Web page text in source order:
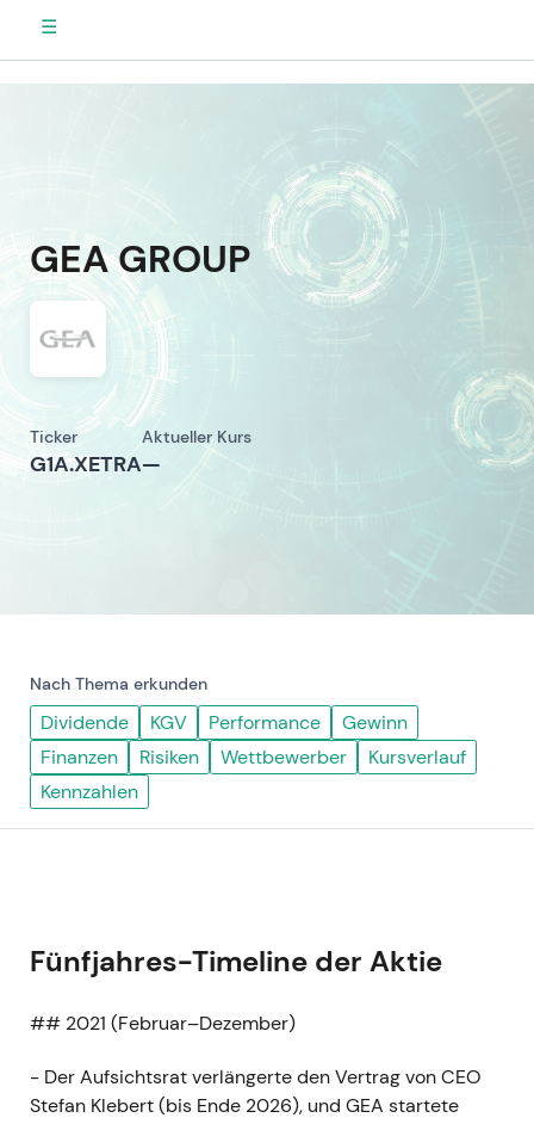
☰
GEA GROUP
Ticker
G1A.XETRA
Aktueller Kurs
—
Nach Thema erkunden
Dividende KGV Performance
Gewinn
Finanzen
Risiken Wettbewerber
Kursverlauf
Kennzahlen
Fünfjahres-Timeline der Aktie
## 2021 (Februar–Dezember)
- Der Aufsichtsrat verlängerte den Vertrag von CEO
Stefan Klebert (bis Ende 2026), und GEA startete